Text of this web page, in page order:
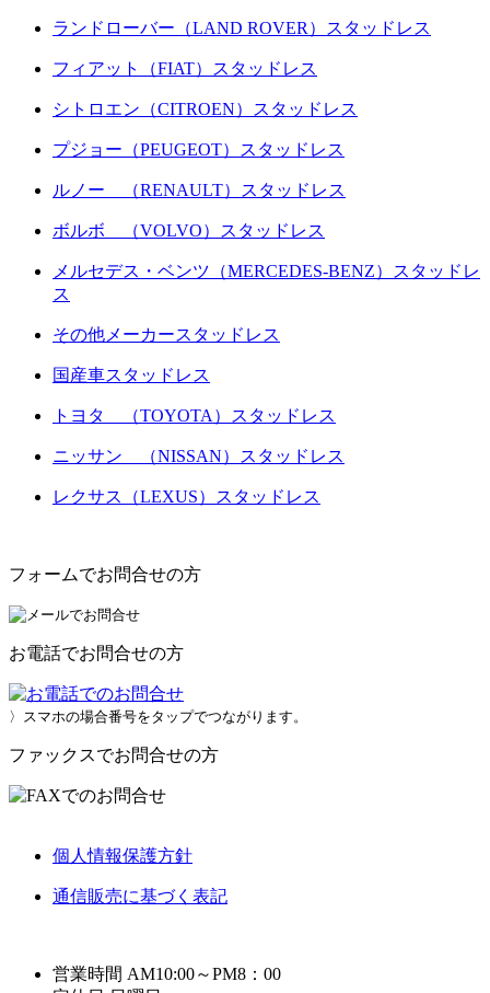
ランドローバー（LAND ROVER）スタッドレス
フィアット（FIAT）スタッドレス
シトロエン（CITROEN）スタッドレス
プジョー（PEUGEOT）スタッドレス
ルノー （RENAULT）スタッドレス
ボルボ （VOLVO）スタッドレス
メルセデス・ベンツ（MERCEDES-BENZ）スタッドレ
ス
その他メーカースタッドレス
国産車スタッドレス
トヨタ （TOYOTA）スタッドレス
ニッサン （NISSAN）スタッドレス
レクサス（LEXUS）スタッドレス
フォームでお問合せの方
お電話でお問合せの方
〉スマホの場合番号をタップでつながります。
ファックスでお問合せの方
個人情報保護方針
通信販売に基づく表記
営業時間 AM10:00～PM8：00